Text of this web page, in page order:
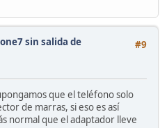
#9
sin salida de
que el teléfono solo
de marras, si eso es así
normal que el adaptador lleve